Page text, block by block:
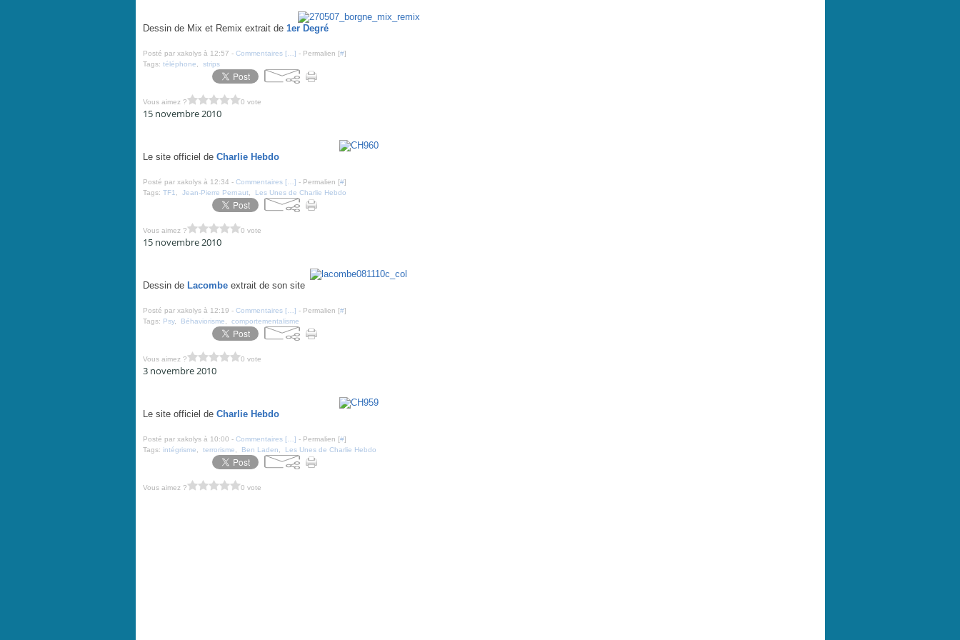
Dessin de Mix et Remix extrait de 1er Degré
Posté par xakolys à 12:57 - Commentaires [… ] - Permalien [#]
Tags: téléphone strips
Vous aimez ? 0 vote
15 novembre 2010
Le site officiel de Charlie Hebdo
Posté par xakolys à 12:34 - Commentaires [… ] - Permalien [#]
Tags: TF1 Jean-Pierre Pernaut, Les Unes de Charlie Hebdo
Vous aimez ? 0 vote
15 novembre 2010
Dessin de Lacombeextrait de son site
Posté par xakolys à 12:19 - Commentaires [… ] - Permalien [#]
Tags: Psy, Béhaviorisme comportementalisme
Vous aimez ? 0 vote
3 novembre 2010
Le site officiel de Charlie Hebdo
Posté par xakolys à 10:00 - Commentaires [… ] - Permalien [#]
Tags: intégrisme terrorisme Ben Laden Les Unes de Charlie Hebdo
Vous aimez ? 0 vote